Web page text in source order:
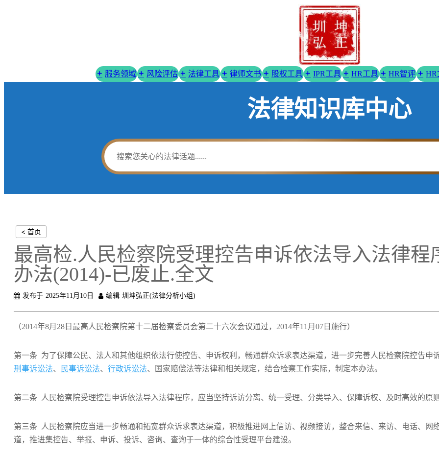
服务领域 风险评估 法律工具 律师文书 股权工具 IPR工具 HR工具 HR智评 HR
法律知识库中心
< 首页
最高检.人民检察院受理控告申诉依法导入法律程
办法(2014)-已废止.全文
发布于 2025年11月10日 编辑 圳坤弘正(法律分析小组)
（2014年8月28日最高人民检察院第十二届检察委员会第二十六次会议通过，2014年11月07日施行）
第一条 为了保障公民、法人和其他组织依法行使控告、申诉权利，畅通群众诉求表达渠道，进一步完善人民检察院控告申
刑事诉讼法、 民事诉讼法、 行政诉讼法、国家赔偿法等法律和相关规定，结合检察工作实际，制定本办法。
第二条 人民检察院受理控告申诉依法导入法律程序，应当坚持诉访分离、统一受理、分类导入、保障诉权、及时高效的原则
第三条 人民检察院应当进一步畅通和拓宽群众诉求表达渠道，积极推进网上信访、视频接访，整合来信、来访、电话、网
道，推进集控告、举报、申诉、投诉、咨询、查询于一体的综合性受理平台建设。